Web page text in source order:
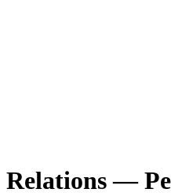
Relations —